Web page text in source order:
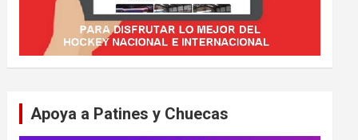
Apoya a Patines y Chuecas